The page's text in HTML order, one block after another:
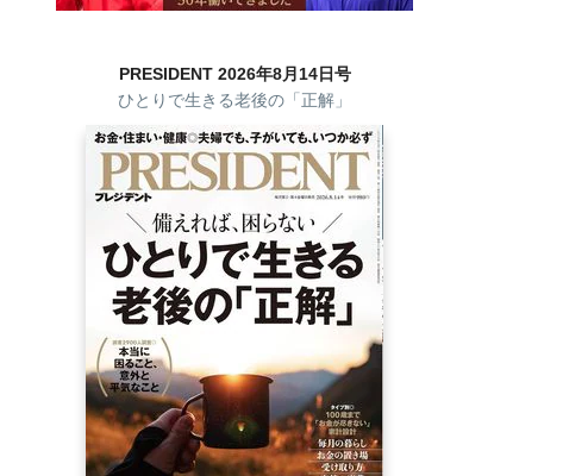
PRESIDENT 2026年8月14日号
ひとりで生きる老後の「正解」